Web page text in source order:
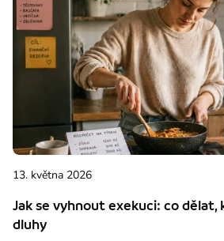
13. května 2026
Jak se vyhnout exekuci: co dělat,
dluhy